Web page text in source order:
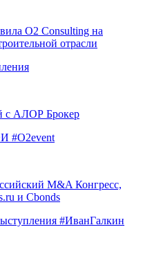
O2 Consulting на
отрасли
с АЛОР Брокер
#O2event
M&A Конгресс,
и Cbonds
#ИванГалкин